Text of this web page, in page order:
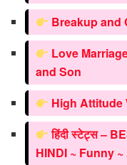
Breakup and
Love
and Son
High Attitude
हिंदी स्टेट्स –
HINDI ~ Funny